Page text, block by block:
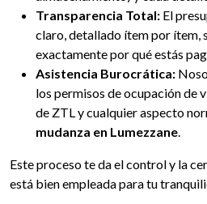
Transparencia Total: El
claro, detallado ítem por ítem,
exactamente por qué estás
Asistencia Burocrática:
los permisos de ocupación de
de ZTL y cualquier aspecto
mudanza en Lumezzane.
Este proceso te da el control y la
está bien empleada para tu